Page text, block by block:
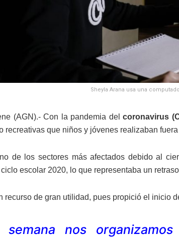
Sheyla Arana usa una
(AGN).- Con la pandemia delcoronavirus
recreativas que niños y jóvenes realizaban
de los sectores más afectados debido al
escolar 2020, lo que representaba un
recurso de gran utilidad, pues propició el inicio
semana nos